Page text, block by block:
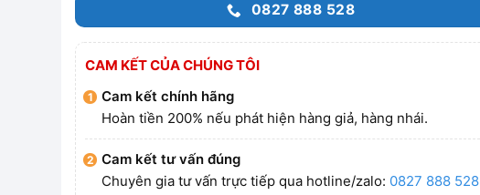
0827 888 528
CAM KẾT CỦA CHÚNG TÔI
Cam kết chính hãng
Hoàn tiền 200% nếu phát hiện hàng giả, hàng nhái.
Cam kết tư vấn đúng
Chuyên gia tư vấn trực tiếp qua hotline/zalo: 0827 888 528